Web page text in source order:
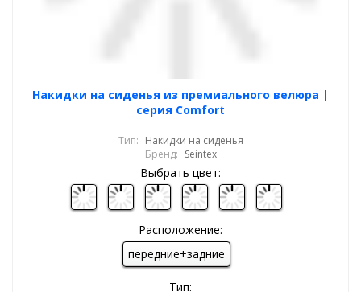
Накидки на сиденья из премиального велюра |
серия Comfort
Тип: Накидки на сиденья
Бренд: Seintex
Выбрать цвет:
Расположение:
передние+задние
Тип: